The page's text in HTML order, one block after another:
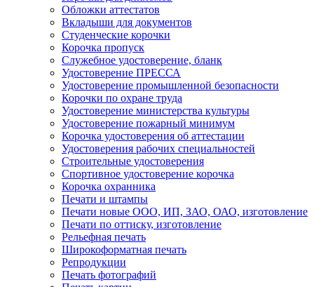
Обложки аттестатов
Вкладыши для документов
Студенческие корочки
Корочка пропуск
Служебное удостоверение, бланк
Удостоверение ПРЕССА
Удостоверение промышленной безопасности
Корочки по охране труда
Удостоверение министерства культуры
Удостоверение пожарный минимум
Корочка удостоверения об аттестации
Удостоверения рабочих специальностей
Строительные удостоверения
Спортивное удостоверение корочка
Корочка охранника
Печати и штампы
Печати новые ООО, ИП, ЗАО, ОАО, изготовление
Печати по оттиску, изготовление
Рельефная печать
Широкоформатная печать
Репродукции
Печать фотографий